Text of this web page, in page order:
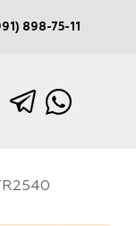
898-75-11
TR2540